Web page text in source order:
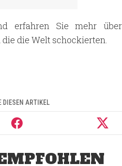
erfahren Sie mehr über
die Welt schockierten.
DIESEN ARTIKEL